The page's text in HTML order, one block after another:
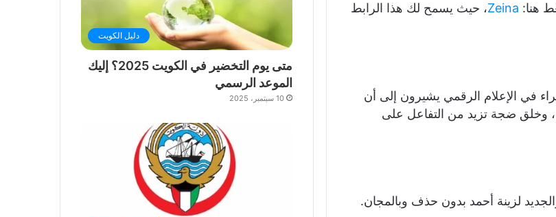
هنا: Zeina، حيث يسمح لك هذا الرابط
في الإعلام الرقمي يشيرون إلى أن
وخلق ضجة تزيد من التفاعل على
لزينة أحمد بدون حذف وبالمجان.
دليل الكويت
متى يوم التخضير في الكويت 2025؟ إليك
الموعد الرسمي
10 سبتمبر، 2025